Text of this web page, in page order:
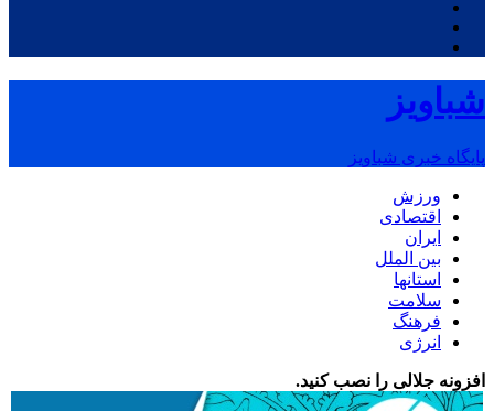
شباویز
پایگاه خبری شباویز
ورزش
اقتصادی
ایران
بین الملل
استانها
سلامت
فرهنگ
انرژی
افزونه جلالی را نصب کنید.